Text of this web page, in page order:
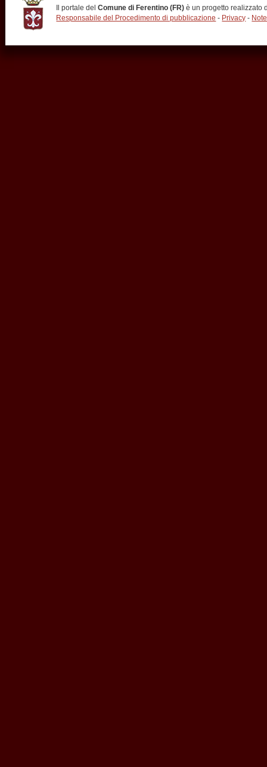
Il portale delComune di Ferentino (FR) è un progetto realizzato
Responsabile del Procedimento di pubblicazione - Privacy -